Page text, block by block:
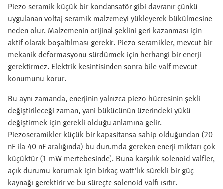
Piezo seramik küçük bir kondansatör gibi davranır çünkü
uygulanan voltaj seramik malzemeyi yükleyerek bükülmesine
neden olur. Malzemenin orijinal şeklini geri kazanması için
aktif olarak boşaltılması gerekir. Piezo seramikler, mevcut bir
mekanik deformasyonu sürdürmek için herhangi bir enerji
gerektirmez. Elektrik kesintisinden sonra bile valf mevcut
konumunu korur.
Bu aynı zamanda, enerjinin yalnızca piezo hücresinin şekli
değiştirileceği zaman, yani bükücünün üzerindeki yükü
değiştirmek için gerekli olduğu anlamına gelir.
Piezoseramikler küçük bir kapasitansa sahip olduğundan (20
nF ila 40 nF aralığında) bu durumda gereken enerji miktarı çok
küçüktür (1 mW mertebesinde). Buna karşılık solenoid valfler,
açık durumu korumak için birkaç watt'lık sürekli bir güç
kaynağı gerektirir ve bu süreçte solenoid valfı ısıtır.